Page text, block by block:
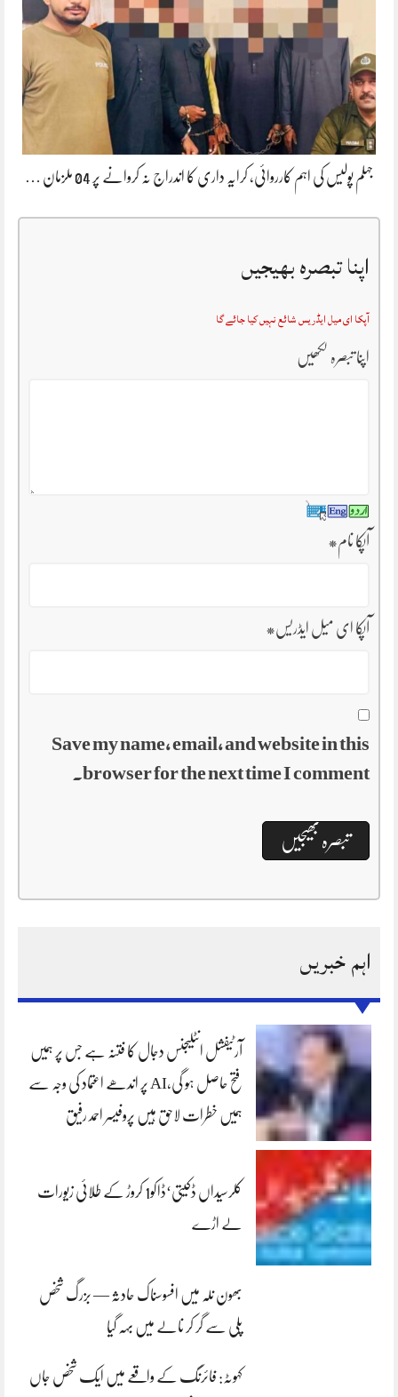
جہلم پولیس کی اہم کارروائی، کرایہ داری کا اندراج نہ کروانے پر 04 ملزمان …
اپنا تبصرہ بھیجیں
آپکا ای میل ایڈریس شائع نہیں کیا جائے گا
اپنا تبصرہ لکھیں
آپکا نام*
آپکا ای میل ایڈریس*
Save my name, email, and website in this
browser for the next time I comment.
اہم خبریں
آرٹیفشل انٹلیجنس دجال کا فتنہ ہے جس پر ہمیں
فتح حاصل ہو گی،AI پر اندھے اعتماد کی وجہ سے
ہمیں خطرات لاحق ہیں پروفیسر احمد رفیق
کلرسیداں ڈکیتی‘ڈاکو1 کروڑ کے طلائی زیورات
لے اڑے
بھون نلہ میں افسوسناک حادثہ — بزرگ شخص
پلی سے گر کر نالے میں بہہ گیا
کہوٹہ: فائرنگ کے واقعے میں ایک شخص جاں